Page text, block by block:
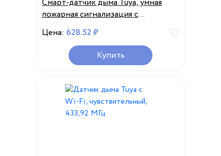
Смарт-датчик дыма Tuya, умная
пожарная сигнализация с
прогрессивным звуком, работает с
Tuya Zigbee Hub
Цена: 628.52 ₽
Купить